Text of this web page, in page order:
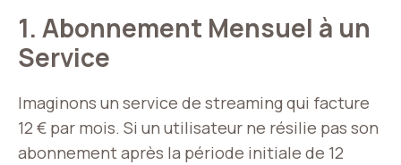
1. Abonnement Mensuel à un
Service
Imaginons un service de streaming qui facture
12 € par mois. Si un utilisateur ne résilie pas son
abonnement après la période initiale de 12